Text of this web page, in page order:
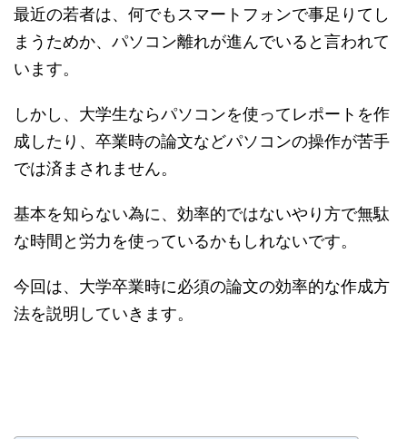
最近の若者は、何でもスマートフォンで事足りてし
まうためか、パソコン離れが進んでいると言われて
います。
しかし、大学生ならパソコンを使ってレポートを作
成したり、卒業時の論文などパソコンの操作が苦手
では済まされません。
基本を知らない為に、効率的ではないやり方で無駄
な時間と労力を使っているかもしれないです。
今回は、大学卒業時に必須の論文の効率的な作成方
法を説明していきます。